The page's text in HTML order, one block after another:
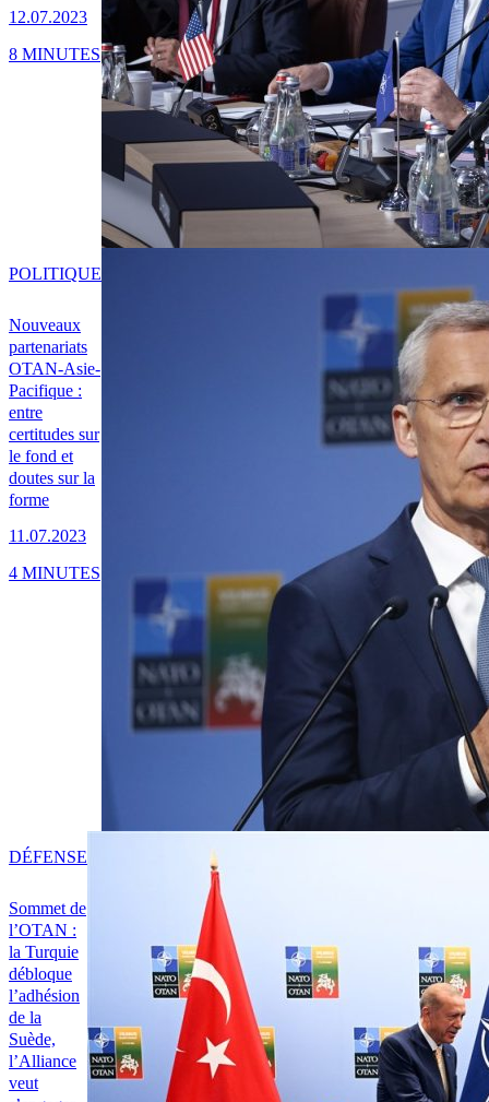
12.07.2023
8 MINUTES
Nouveaux
partenariats
OTAN-Asie-
Pacifique :
entre
certitudes sur
le fond et
doutes sur la
forme
11.07.2023
POLITIQUE
4 MINUTES
Sommet de
l’OTAN :
la Turquie
débloque
l’adhésion
de la
Suède,
l’Alliance
veut
DÉFENSE